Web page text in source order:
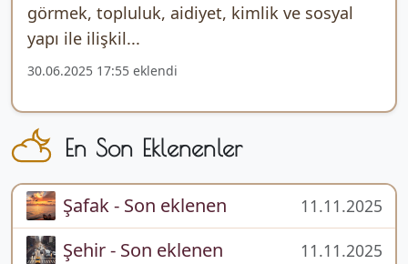
görmek, topluluk, aidiyet, kimlik ve sosyal
yapı ile ilişkil...
30.06.2025 17:55 eklendi
En Son Eklenenler
Şafak - Son eklenen 11.11.2025
Şehir - Son eklenen 11.11.2025